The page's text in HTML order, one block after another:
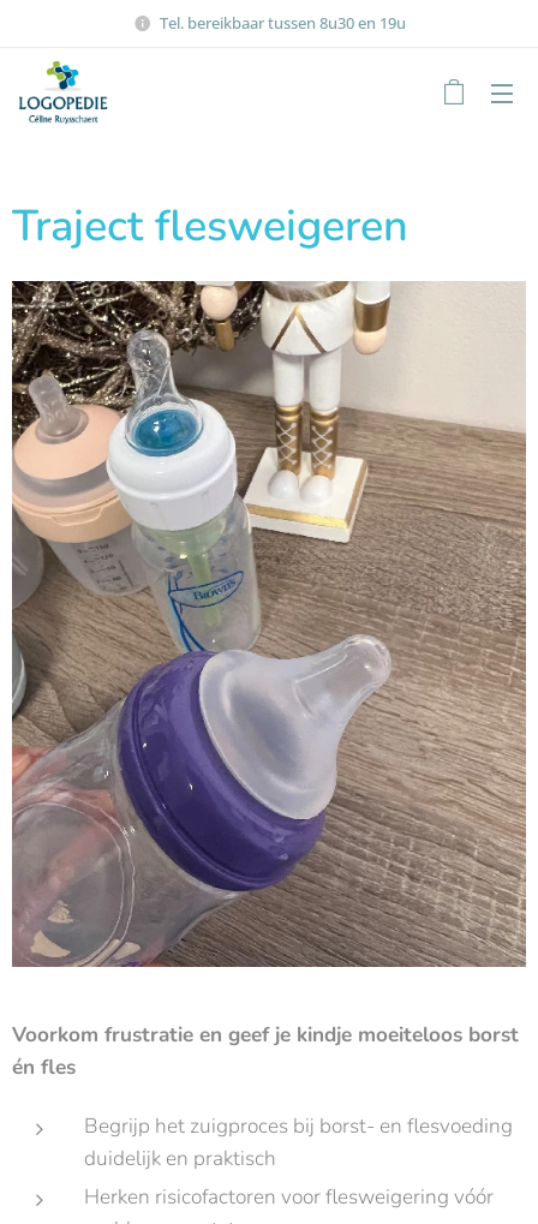
Tel. bereikbaar tussen 8u30 en 19u
Traject flesweigeren
Voorkom frustratie en geef je kindje moeiteloos borst
én fles
Begrijp het zuigproces bij borst- en flesvoeding
duidelijk en praktisch
Herken risicofactoren voor flesweigering vóór